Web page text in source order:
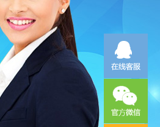
火烧石翻新